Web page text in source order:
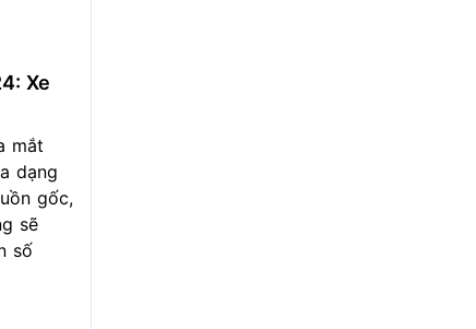
Xe
mắt
dạng
gốc,
sẽ
số